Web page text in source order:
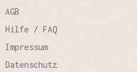
AGB
Hilfe / FAQ
Impressum
Datenschutz